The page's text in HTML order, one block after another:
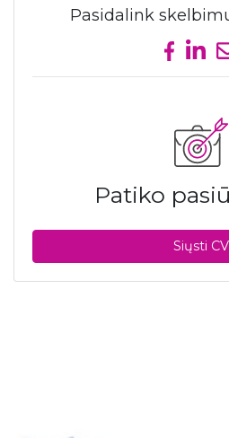
Pasidalink
Share
Patiko
Siųsti CV